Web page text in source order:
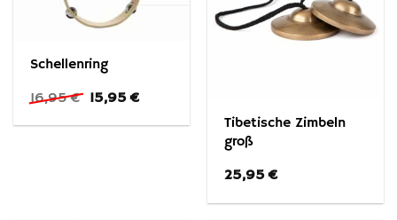
Schellenring
16,95€ Ursprünglicher
Preis
war:
15,95€
ist:
Tibetische Zimbeln
groß
25,95€